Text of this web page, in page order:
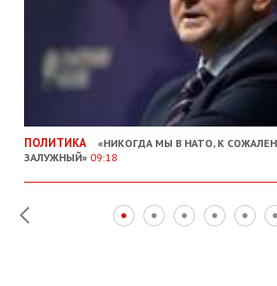
ПОЛИТИКА
«НИКОГДА МЫ В НАТО, К
ЗАЛУЖНЫЙ» 09:18